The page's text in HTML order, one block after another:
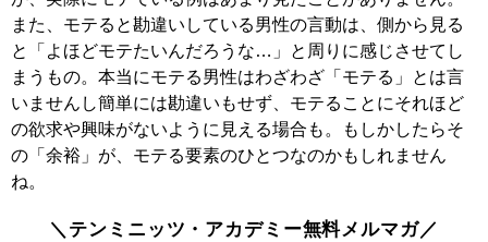
また、モテると勘違いしている男性の言動は、側から見る
と「よほどモテたいんだろうな…」と周りに感じさせてし
まうもの。本当にモテる男性はわざわざ「モテる」とは言
いませんし簡単には勘違いもせず、モテることにそれほど
の欲求や興味がないように見える場合も。もしかしたらそ
の「余裕」が、モテる要素のひとつなのかもしれません
ね。
＼テンミニッツ・アカデミー無料メルマガ／